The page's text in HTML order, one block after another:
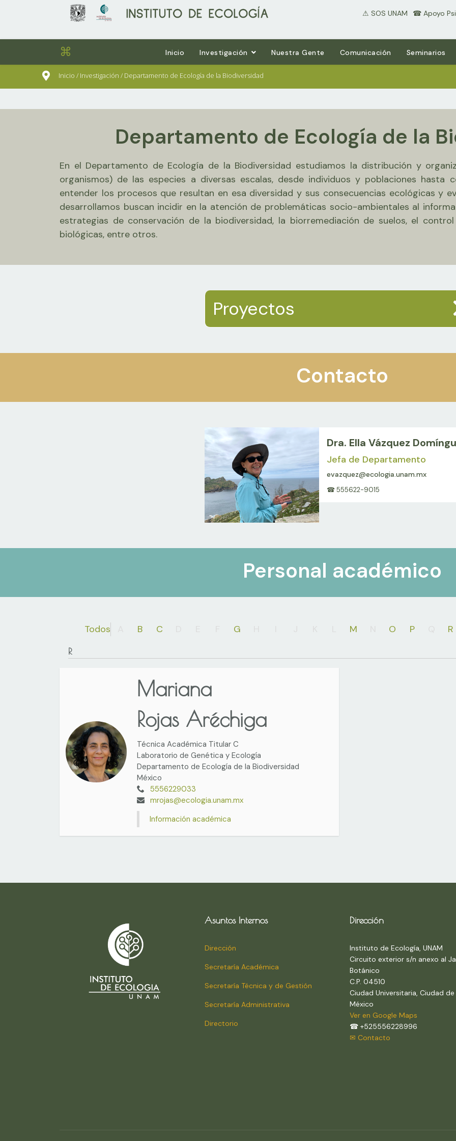
⚠ SOS UNAM ⠀☎ Apoyo
⌘ Inicio Investigación Nuestra Gente Comunicación Seminarios
Inicio / Investigación / Departamento de Ecología de la Biodiversidad
Departamento de Ecología de la
En el Departamento de Ecología de la Biodiversidad estudiamos la distribución y
organismos) de las especies a diversas escalas, desde individuos y poblaciones hasta
entender los procesos que resultan en esa diversidad y sus consecuencias ecológicas y
desarrollamos buscan incidir en la atención de problemáticas socio-ambientales al
estrategias de conservación de la biodiversidad, la biorremediación de suelos, el
biológicas, entre otros.
Proyectos
Contacto
Dra. Ella Vázquez
Jefa de Departamento
evazquez@ecologia.unam.mx
☎ 555622-9015
Personal académico
Todos B C G M O P R
R
Mariana
Rojas Aréchiga
Técnica Académica Titular C
Laboratorio de Genética y Ecología
Departamento de Ecología de la Biodiversidad
México
5556229033
mrojas@ecologia.unam.mx
Información académica
Asuntos Internos
Dirección
Secretaría Académica
Secretaría Técnica y de Gestión
Secretaría Administrativa
Directorio
Dirección
Instituto de Ecología, UNAM
Circuito exterior s/n anexo al
Botánico
C.P. 04510
Ciudad Universitaria, Ciudad de
México
Ver en Google Maps
☎ +525556228996
✉ Contacto